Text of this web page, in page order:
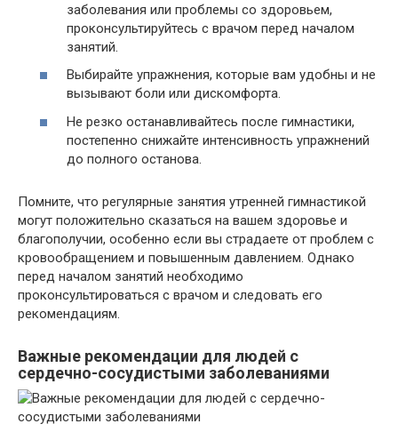
заболевания или проблемы со здоровьем,
проконсультируйтесь с врачом перед началом
занятий.
Выбирайте упражнения, которые вам удобны и не
вызывают боли или дискомфорта.
Не резко останавливайтесь после гимнастики,
постепенно снижайте интенсивность упражнений
до полного останова.
Помните, что регулярные занятия утренней гимнастикой
могут положительно сказаться на вашем здоровье и
благополучии, особенно если вы страдаете от проблем с
кровообращением и повышенным давлением. Однако
перед началом занятий необходимо
проконсультироваться с врачом и следовать его
рекомендациям.
Важные рекомендации для людей с
сердечно-сосудистыми заболеваниями